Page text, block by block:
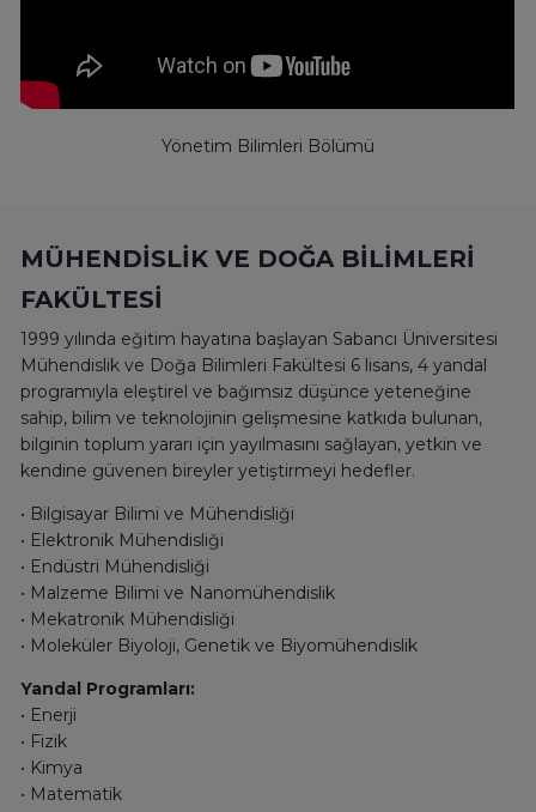
Yönetim Bilimleri Bölümü
MÜHENDİSLİK VE DOĞA BİLİMLERİ
FAKÜLTESİ
1999 yılında eğitim hayatına başlayan Sabancı Üniversitesi
Mühendislik ve Doğa Bilimleri Fakültesi 6 lisans, 4 yandal
programıyla eleştirel ve bağımsız düşünce yeteneğine
sahip, bilim ve teknolojinin gelişmesine katkıda bulunan,
bilginin toplum yararı için yayılmasını sağlayan, yetkin ve
kendine güvenen bireyler yetiştirmeyi hedefler.
• Bilgisayar Bilimi ve Mühendisliği
• Elektronik Mühendisliği
• Endüstri Mühendisliği
• Malzeme Bilimi ve Nanomühendislik
• Mekatronik Mühendisliği
• Moleküler Biyoloji, Genetik ve Biyomühendislik
Yandal Programları:
• Enerji
• Fizik
• Kimya
• Matematik